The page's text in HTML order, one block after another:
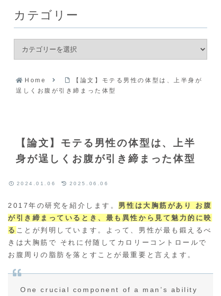
カテゴリー
Home
【論文】モテる男性の体型は、上半身が
逞しくお腹が引き締まった体型
【論文】モテる男性の体型は、上半
身が逞しくお腹が引き締まった体型
2024.01.06 2025.06.06
2017年の研究を紹介します。 男性は大胸筋があり お腹
が引き締まっているとき、最も異性から見て魅力的に映
る ことが判明しています。よって、男性が最も鍛えるべ
きは大胸筋で それに付随してカロリーコントロールで
お腹周りの脂肪を落とすことが最重要と言えます。
One crucial component of a man’s ability